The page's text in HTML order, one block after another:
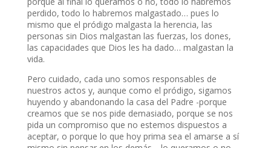
perdido, todo lo habremos malgastado… pues lo
mismo que el pródigo malgasta la herencia, las
personas sin Dios malgastan las fuerzas, los dones,
las capacidades que Dios les ha dado… malgastan la
vida.
Pero cuidado, cada uno somos responsables de
nuestros actos y, aunque como el pródigo, sigamos
huyendo y abandonando la casa del Padre -porque
creamos que se nos pide demasiado, porque se nos
pida un compromiso que no estemos dispuestos a
aceptar, o porque lo que hoy prima sea el amarse a sí